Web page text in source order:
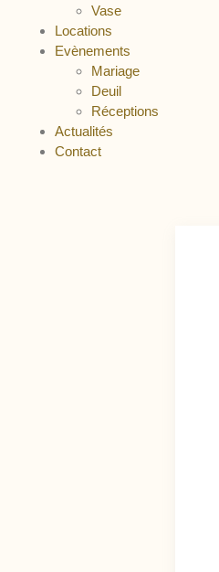
Vase
Locations
Evènements
Mariage
Deuil
Réceptions
Actualités
Contact